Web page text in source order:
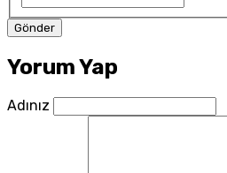
Yorum Yap
Adınız